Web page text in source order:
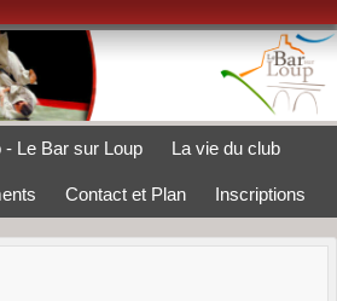
Judo et Taiso - Le Bar sur Loup La vie du club
Contact et Plan Inscriptions